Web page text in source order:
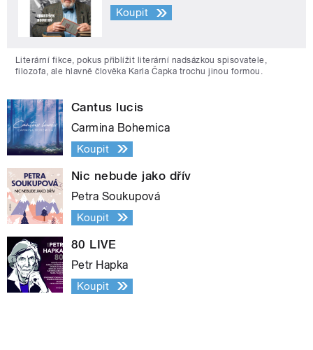
Koupit
Literární fikce, pokus přiblížit literární nadsázkou spisovatele,
filozofa, ale hlavně člověka Karla Čapka trochu jinou formou.
Cantus lucis
Carmina Bohemica
Koupit
Nic nebude jako dřív
Petra Soukupová
Koupit
80 LIVE
Petr Hapka
Koupit